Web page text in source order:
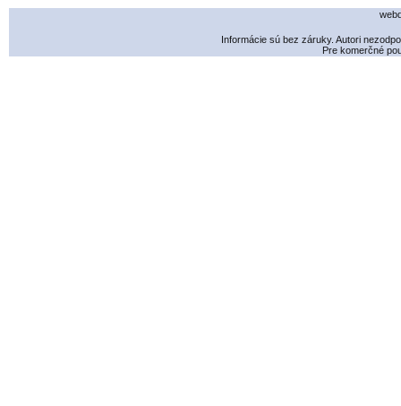
Informácie sú bez záruky. Autori
Pre komerčné